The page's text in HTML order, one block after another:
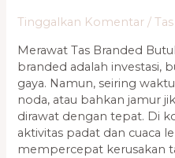
Tinggalkan Komentar /Tas
Merawat Tas Branded
branded adalah investasi,
gaya. Namun, seiring
noda, atau bahkan jamur
dirawat dengan tepat. Di
aktivitas padat dan cuaca
mempercepat kerusakan